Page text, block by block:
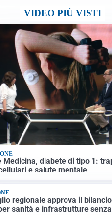
VIDEO PIÙ VISTI
Medicina, diabete di tipo 1:
e salute mentale
regionale approva il
sanità e infrastrutture